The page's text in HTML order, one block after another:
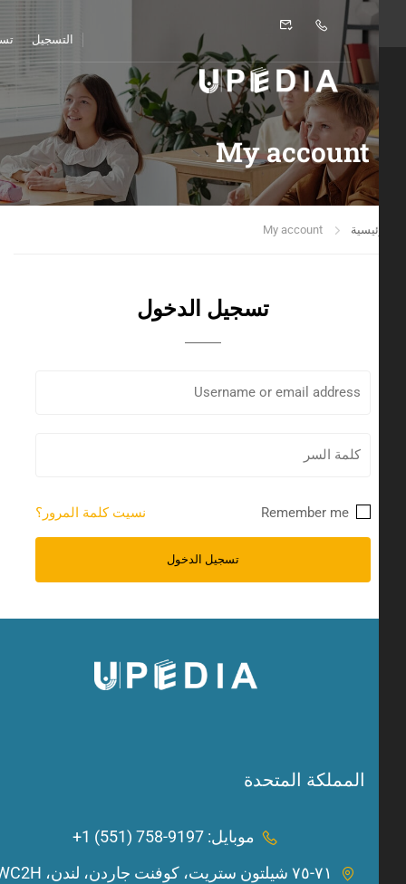
التسجيل تسجيل
My account
My account
تسجيل الدخول
نسيت كلمة المرور؟
المملكة المتحدة
موبايل: 9197-758 (551) 1+
٧١-٧٥ شيلتون ستريت، كوفنت جاردن، لندن، WC2H